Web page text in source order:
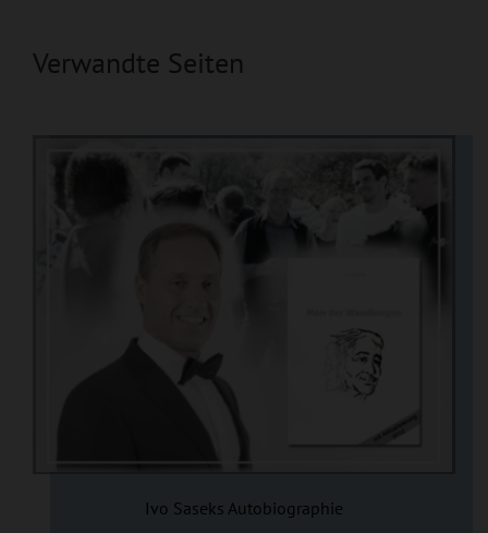
Verwandte Seiten
Ivo Saseks Autobiographie